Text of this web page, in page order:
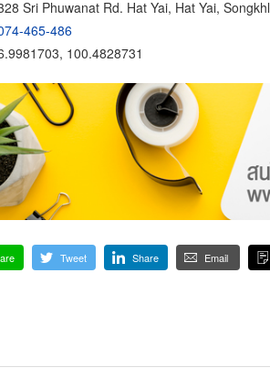
Sri Phuwanat Rd. Hat Yai, Hat Yai,
465-486
100.4828731
Tweet Share Email